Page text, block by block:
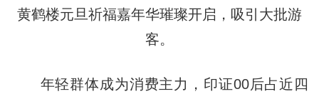
黄鹤楼元旦祈福嘉年华璀璨开启，吸引大批游
客。
年轻群体成为消费主力，印证00后占近四